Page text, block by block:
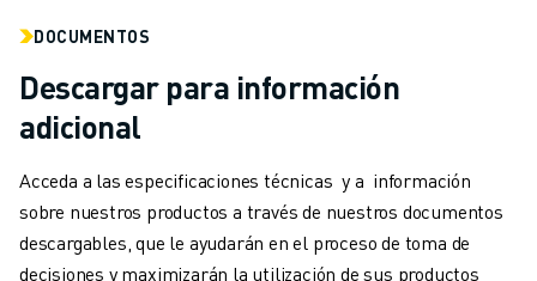
FANUC PLANS
CAMPO Y MANTENIMIENTO
ASISTENCIA TÉCNICA A DISTANCIA
PIEZAS DE RECAMBIO
HERRAMIENTAS DE SERVICIO DIGITAL
CENTRO DE DESCARGAS " MYFANUC
DOCUMENTOS
Descargar para información
adicional
Acceda a las especificaciones técnicas y a información
sobre nuestros productos a través de nuestros documentos
descargables, que le ayudarán en el proceso de toma de
decisiones y maximizarán la utilización de sus productos